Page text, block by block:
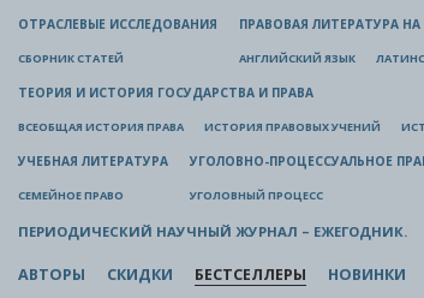
ОТРАСЛЕВЫЕ ИССЛЕДОВАНИЯ
СБОРНИК СТАТЕЙ
ПРАВОВАЯ ЛИТЕРАТУРА
АНГЛИЙСКИЙ ЯЗЫК
ТЕОРИЯ И ИСТОРИЯ ГОСУДАРСТВА И ПРАВА
ВСЕОБЩАЯ ИСТОРИЯ ПРАВА ИСТОРИЯ ПРАВОВЫХ УЧЕНИЙ
УЧЕБНАЯ ЛИТЕРАТУРА
СЕМЕЙНОЕ ПРАВО
УГОЛОВНО-ПРОЦЕССУАЛЬНОЕ
УГОЛОВНЫЙ ПРОЦЕСС
ПЕРИОДИЧЕСКИЙ НАУЧНЫЙ ЖУРНАЛ – ЕЖЕГОДНИК.
АВТОРЫ СКИДКИ БЕСТСЕЛЛЕРЫ НОВИНКИ